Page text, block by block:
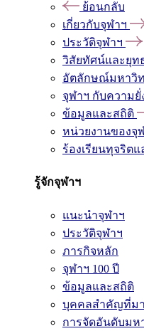
ย้อนกลับ
เกี่ยวกับจุฬาฯ
ประวัติจุฬาฯ
วิสัยทัศน์และยุท
อัตลักษณ์มหาวิ
จุฬาฯ กับความยั่
ข้อมูลและสถิติ
หน่วยงานของจุ
ร้องเรียนทุจริต
รู้จักจุฬาฯ
แนะนำจุฬาฯ
ประวัติจุฬาฯ
ภารกิจหลัก
จุฬาฯ 100 ปี
ข้อมูลและสถิติ
บุคคลสำคัญที่มา
การจัดอันดับมห